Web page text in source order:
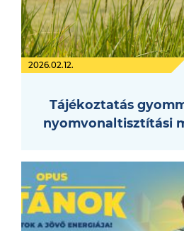
2026.02.12.
Tájékoztatás
nyomvonaltisztítási